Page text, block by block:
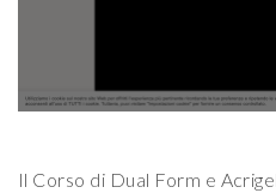
Il Corso di Dual Form e